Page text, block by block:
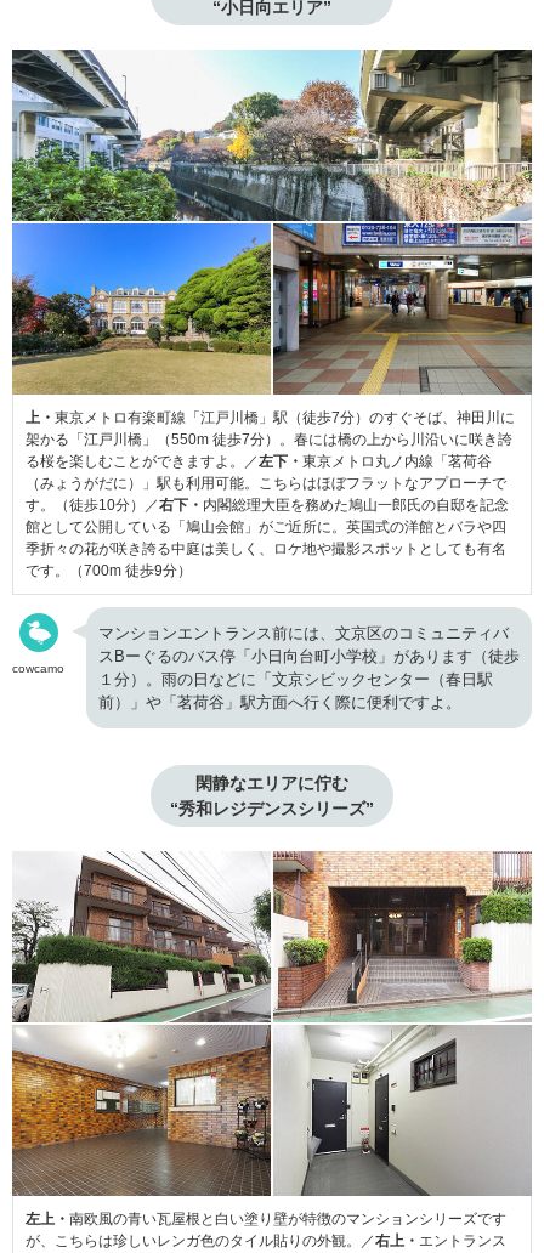
“小日向エリア”
上・ 東京メトロ有楽町線「江戸川橋」駅（徒歩7分）のすぐそば、神田川に
架かる「江戸川橋」（550m 徒歩7分）。春には橋の上から川沿いに咲き誇
る桜を楽しむことができますよ。／左下・ 東京メトロ丸ノ内線「茗荷谷
（みょうがだに）」駅も利用可能。こちらはほぼフラットなアプローチで
す。（徒歩10分）／右下・ 内閣総理大臣を務めた鳩山一郎氏の自邸を記念
館として公開している「鳩山会館」がご近所に。英国式の洋館とバラや四
季折々の花が咲き誇る中庭は美しく、ロケ地や撮影スポットとしても有名
です。（700m 徒歩9分）
cowcamo
マンションエントランス前には、文京区のコミュニティバ
スBーぐるのバス停「小日向台町小学校」があります（徒歩
１分）。雨の日などに「文京シビックセンター（春日駅
前）」や「茗荷谷」駅方面へ行く際に便利ですよ。
閑静なエリアに佇む
“秀和レジデンスシリーズ”
左上・ 南欧風の青い瓦屋根と白い塗り壁が特徴のマンションシリーズです
が、こちらは珍しいレンガ色のタイル貼りの外観。／右上・ エントランス